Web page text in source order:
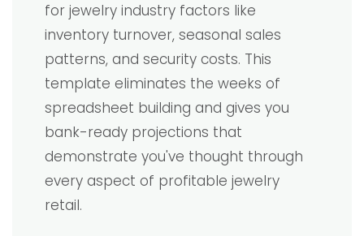
for jewelry industry factors like
inventory turnover, seasonal sales
patterns, and security costs. This
template eliminates the weeks of
spreadsheet building and gives you
bank-ready projections that
demonstrate you've thought through
every aspect of profitable jewelry
retail.